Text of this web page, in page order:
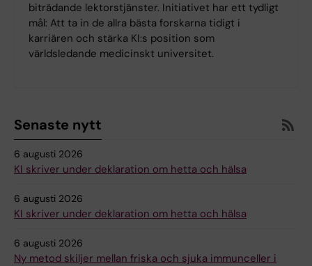
biträdande lektorstjänster. Initiativet har ett tydligt
mål: Att ta in de allra bästa forskarna tidigt i
karriären och stärka KI:s position som
världsledande medicinskt universitet.
Senaste nytt
6 augusti 2026
KI skriver under deklaration om hetta och hälsa
6 augusti 2026
KI skriver under deklaration om hetta och hälsa
6 augusti 2026
Ny metod skiljer mellan friska och sjuka immunceller i